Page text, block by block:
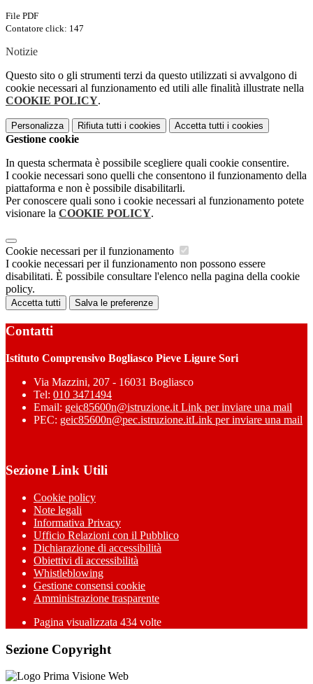
File PDF
Contatore click: 147
Notizie
Questo sito o gli strumenti terzi da questo utilizzati si avvalgono di
cookie necessari al funzionamento ed utili alle finalità illustrate nella
COOKIE POLICY.
Personalizza Rifiuta tutti i cookies Accetta tutti i cookies
Gestione cookie
In questa schermata è possibile scegliere quali cookie consentire.
I cookie necessari sono quelli che consentono il funzionamento della
piattaforma e non è possibile disabilitarli.
Per conoscere quali sono i cookie necessari al funzionamento potete
visionare la COOKIE POLICY.
Cookie necessari per il funzionamento
I cookie necessari per il funzionamento non possono essere
disabilitati. È possibile consultare l'elenco nella pagina della cookie
policy.
Accetta tutti Salva le preferenze
Contatti
Istituto Comprensivo Bogliasco Pieve Ligure Sori
Via Mazzini, 207 - 16031 Bogliasco
Tel: 010 3471494
Email: geic85600n@istruzione.it Link per inviare una mail
PEC: geic85600n@pec.istruzione.itLink per inviare una mail
Sezione Link Utili
Cookie policy
Note legali
Informativa Privacy
Ufficio Relazioni con il Pubblico
Dichiarazione di accessibilità
Obiettivi di accessibilità
Whistleblowing
Gestione consensi cookie
Amministrazione trasparente
Pagina visualizzata 434 volte
Sezione Copyright